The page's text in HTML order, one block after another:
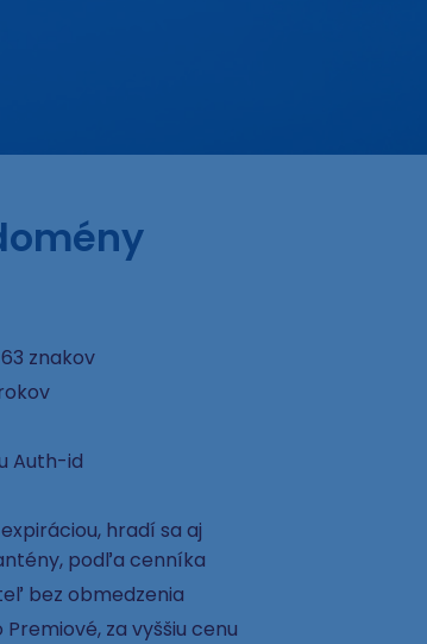
znakov
Auth-id
hradí sa aj
podľa cenníka
bez obmedzenia
za vyššiu cenu